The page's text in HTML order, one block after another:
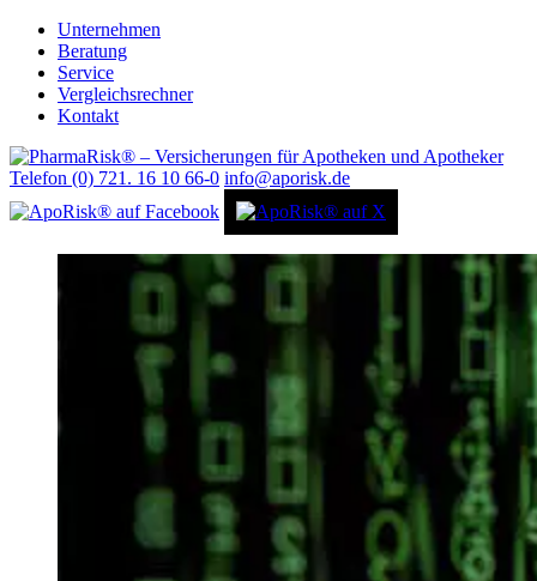
Unternehmen
Beratung
Service
Vergleichsrechner
Kontakt
Telefon (0) 721. 16 10 66-0 info@aporisk.de